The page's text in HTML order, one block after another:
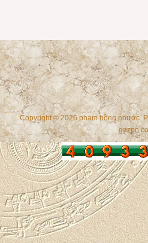
Copyright © 2026 phạm hồng phước.